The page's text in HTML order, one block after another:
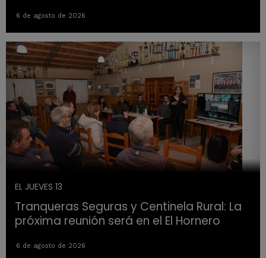
6 de agosto de 2026
EL JUEVES 13
Tranqueras Seguras y Centinela Rural: La
próxima reunión será en el El Hornero
6 de agosto de 2026